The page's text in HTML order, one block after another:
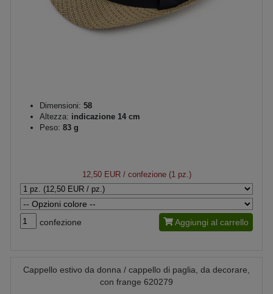
Dimensioni: 58
Altezza: indicazione 14 cm
Peso: 83 g
12,50 EUR/ confezione (1 pz.)
confezione Aggiungi al carrello
Cappello estivo da donna / cappello di paglia, da decorare,
con frange 620279